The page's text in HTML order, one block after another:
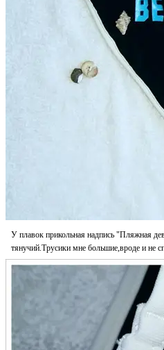
У плавок прикольная надпись "Пляжная
тянучий.Трусики мне большие,вроде и не